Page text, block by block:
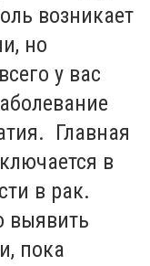
возникает
но
у вас
Главная
в
в рак.
выявить
пока